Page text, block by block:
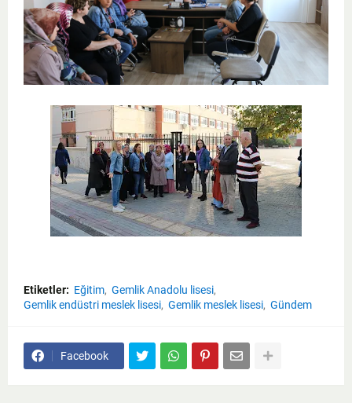
Etiketler: Eğitim Gemlik Anadolu lisesi
Gemlik endüstri meslek lisesi Gemlik meslek lisesi Gündem
Facebook